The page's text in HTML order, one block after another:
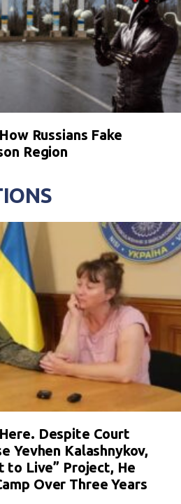
Russians Fake
Region
Despite Court
Yevhen Kalashnykov,
to Live” Project, He
Over Three Years